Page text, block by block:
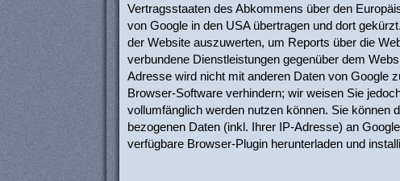
Vertragsstaaten des Abkommens über den
von Google in den USA übertragen und dort
der Website auszuwerten, um Reports über die
verbundene Dienstleistungen gegenüber dem
Adresse wird nicht mit anderen Daten von Google
Browser-Software verhindern; wir weisen Sie
vollumfänglich werden nutzen können. Sie können
bezogenen Daten (inkl. Ihrer IP-Adresse) an
verfügbare Browser-Plugin herunterladen und